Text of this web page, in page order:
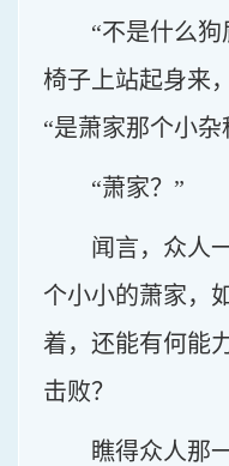
“不是什么
椅子上站起身来
“是萧家那个小杂
“萧家？”
闻言，众人
个小小的萧家，
着，还能有何能
击败？
瞧得众人那